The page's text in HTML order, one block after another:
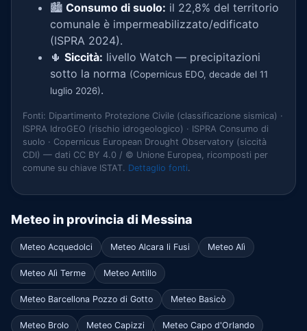
🏙️ Consumo di suolo: il 22,8% del territorio
comunale è impermeabilizzato/edificato
(ISPRA 2024).
🌵 Siccità: livello Watch — precipitazioni
sotto la norma (Copernicus EDO, decade del 11
luglio 2026).
Fonti: Dipartimento Protezione Civile (classificazione sismica) ·
ISPRA IdroGEO (rischio idrogeologico) · ISPRA Consumo di
suolo · Copernicus European Drought Observatory (siccità
CDI) — dati CC BY 4.0 / © Unione Europea, ricomposti per
comune su chiave ISTAT. Dettaglio fonti.
Meteo in provincia di Messina
Meteo Acquedolci Meteo Alcara li Fusi Meteo Alì
Meteo Alì Terme Meteo Antillo
Meteo Barcellona Pozzo di Gotto Meteo Basicò
Meteo Brolo Meteo Capizzi Meteo Capo d'Orlando